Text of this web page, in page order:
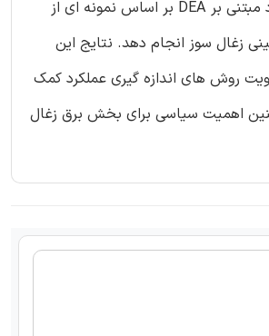
مدل ارزیابی عملکرد مبتنی بر DEA بر اساس نمونه ای از
زغال سوز انجام دهد. نتایج این
روش های اندازه گیری عملکرد کمک
اهمیت سیاسی برای بخش برق زغال